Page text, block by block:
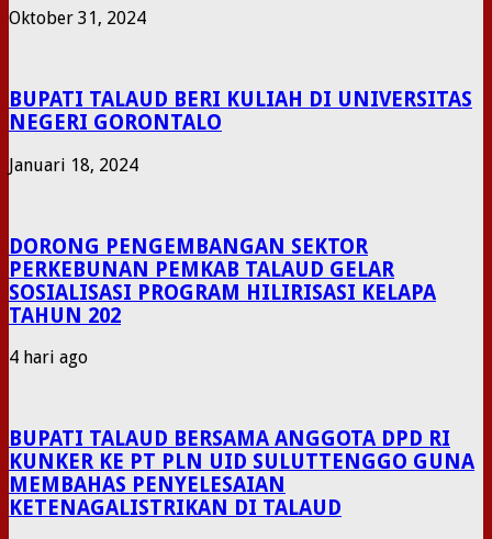
Oktober 31, 2024
BUPATI TALAUD BERI KULIAH DI UNIVERSITAS
NEGERI GORONTALO
Januari 18, 2024
DORONG PENGEMBANGAN SEKTOR
PERKEBUNAN PEMKAB TALAUD GELAR
SOSIALISASI PROGRAM HILIRISASI KELAPA
TAHUN 202
4 hari ago
BUPATI TALAUD BERSAMA ANGGOTA DPD RI
KUNKER KE PT PLN UID SULUTTENGGO GUNA
MEMBAHAS PENYELESAIAN
KETENAGALISTRIKAN DI TALAUD